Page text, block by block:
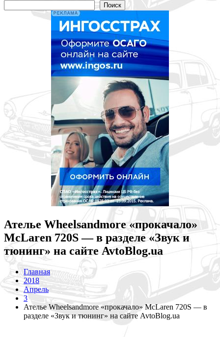
Поиск
Ателье Wheelsandmore «прокачало»
McLaren 720S — в разделе «Звук и
тюнинг» на сайте AvtoBlog.ua
Главная
2018
Апрель
3
Ателье Wheelsandmore «прокачало» McLaren 720S — в
разделе «Звук и тюнинг» на сайте AvtoBlog.ua